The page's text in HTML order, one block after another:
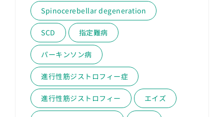
Spinocerebellar degeneration
SCD 指定難病
パーキンソン病
進行性筋ジストロフィー症
進行性筋ジストロフィー エイズ